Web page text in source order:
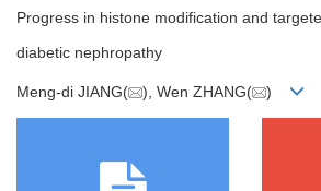
Progress in histone modification and
diabetic nephropathy
Meng-di JIANG( ), Wen ZHANG( )